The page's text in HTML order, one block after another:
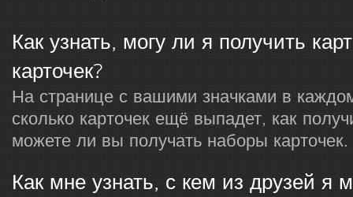
Как узнать, могу ли я получить
карточек?
На странице с вашими значками в
сколько карточек ещё выпадет, как
можете ли вы получать наборы карточек.
Как мне узнать, с кем из друзей я